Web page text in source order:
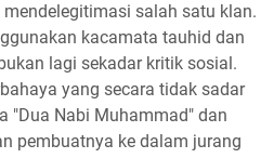
salah satu klan.
kacamata tauhid dan
lagi sekadar kritik sosial.
yang secara tidak sadar
"Dua Nabi Muhammad" dan
pembuatnya ke dalam jurang